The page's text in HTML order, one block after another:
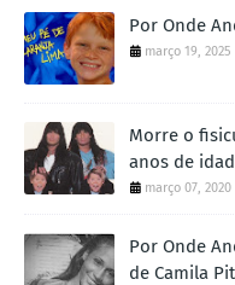
Por Onde
março 19, 2025
Morre o
anos de
março 07, 2020
Por Onde
de Camila